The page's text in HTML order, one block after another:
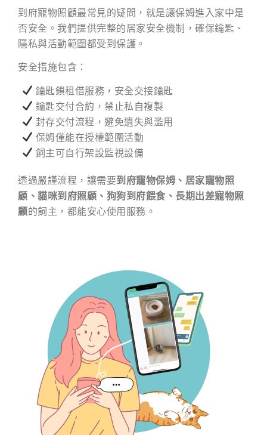
到府寵物照顧最常見的疑問，就是讓保姆進入家中是
否安全。我們提供完整的居家安全機制，確保鑰匙、
隱私與活動範圍都受到保護。
安全措施包含：
鑰匙鎖租借服務，安全交接鑰匙
鑰匙交付合約，禁止私自複製
封存交付流程，避免遺失與濫用
保姆僅能在授權範圍活動
飼主可自行架設監視設備
透過嚴謹流程，讓需要到府寵物保姆、居家寵物照
顧、貓咪到府照顧、狗狗到府餵食、長期出差寵物照
顧的飼主，都能安心使用服務。